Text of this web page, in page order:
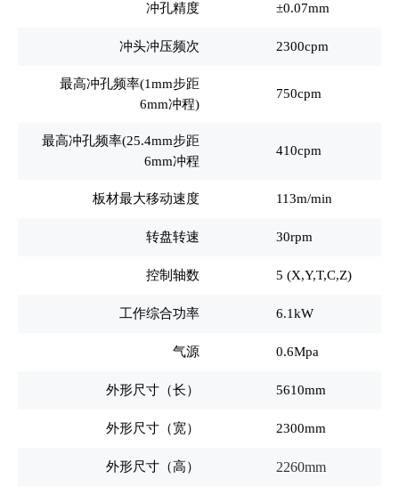
冲孔精度 ±0.07mm
冲头冲压频次 2300cpm
最高冲孔频率(1mm步距
6mm冲程)
750cpm
最高冲孔频率(25.4mm步距
6mm冲程
410cpm
板材最大移动速度 113m/min
转盘转速 30rpm
控制轴数 5 (X,Y,T,C,Z)
工作综合功率 6.1kW
气源 0.6Mpa
外形尺寸（长） 5610mm
外形尺寸（宽） 2300mm
外形尺寸（高） 2260mm